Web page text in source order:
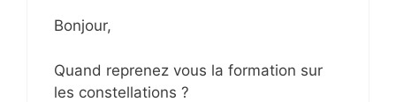
Bonjour,
Quand reprenez vous la formation sur
les constellations ?